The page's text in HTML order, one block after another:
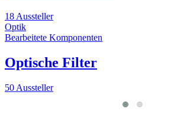
18 Aussteller
Optik
Bearbeitete Komponenten
Optische Filter
50 Aussteller